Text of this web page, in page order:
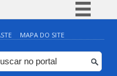
Simplifique!
Comunica BR
Participe
MAPA DO SITE